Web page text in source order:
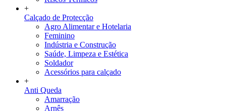
+
Calçado de Protecção
Agro Alimentar e Hotelaria
Feminino
Indústria e Construção
Saúde, Limpeza e Estética
Soldador
Acessórios para calçado
+
Anti Queda
Amarração
Arnês